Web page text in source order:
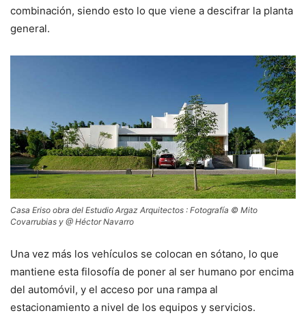
combinación, siendo esto lo que viene a descifrar la planta
general.
Casa Eriso obra del Estudio Argaz Arquitectos : Fotografía © Mito
Covarrubias y @ Héctor Navarro
Una vez más los vehículos se colocan en sótano, lo que
mantiene esta filosofía de poner al ser humano por encima
del automóvil, y el acceso por una rampa al
estacionamiento a nivel de los equipos y servicios.